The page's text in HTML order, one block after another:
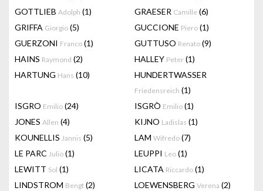
GOTTLIEB Adolph (1) GRAESER Camille (6)
GRIFFA Giorgio (5) GUCCIONE Piero (1)
GUERZONI Franco (1) GUTTUSO Renato (9)
HAINS Raymond (2) HALLEY Peter (1)
HARTUNG Hans (10) HUNDERTWASSER
Friedensreich (1)
ISGRO Emilio (24) ISGRÒ Emilio (1)
JONES Allen (4) KIJNO Ladislas (1)
KOUNELLIS Jannis (5) LAM Wifredo (7)
LE PARC Julio (1) LEUPPI Leo (1)
LEWITT Sol (1) LICATA Riccardo (1)
LINDSTROM Bengt (2) LOEWENSBERG Verena (2)